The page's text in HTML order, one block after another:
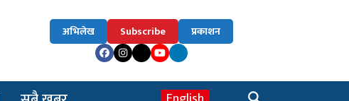
अभिलेख Subscribe प्रकाशन